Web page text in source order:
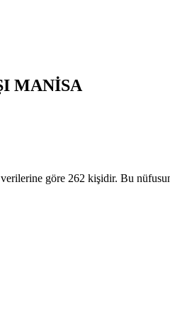
MANİSA
göre 262 kişidir. Bu